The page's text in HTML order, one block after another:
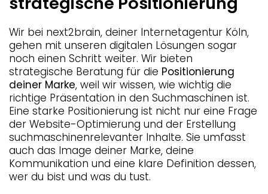
Wir bei next2brain, deiner Internetagentur Köln,
gehen mit unseren digitalen Lösungen sogar
noch einen Schritt weiter. Wir bieten
strategische Beratung für die Positionierung
deiner Marke, weil wir wissen, wie wichtig die
richtige Präsentation in den Suchmaschinen ist.
Eine starke Positionierung ist nicht nur eine Frage
der Website-Optimierung und der Erstellung
suchmaschinenrelevanter Inhalte. Sie umfasst
auch das Image deiner Marke, deine
Kommunikation und eine klare Definition dessen,
wer du bist und was du tust.